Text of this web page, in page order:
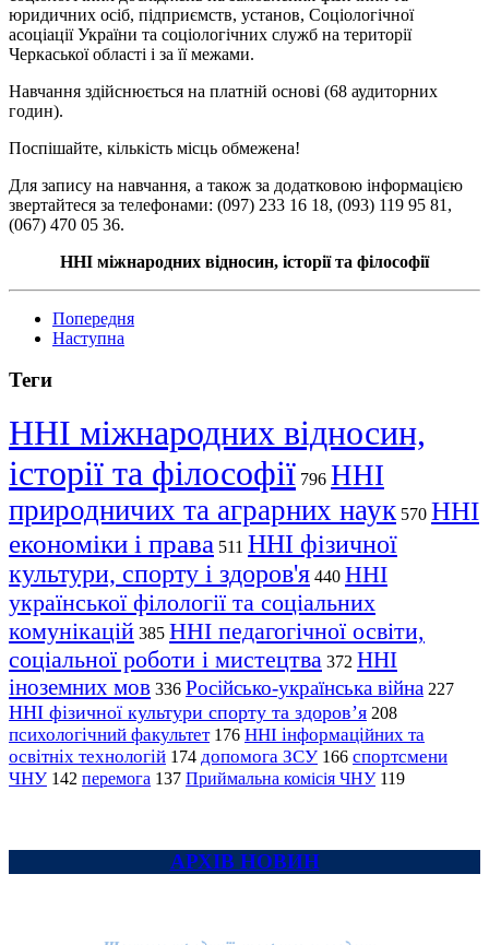
юридичних осіб, підприємств, установ, Соціологічної
асоціації України та соціологічних служб на території
Черкаської області і за її межами.
Навчання здійснюється на платній основі (68 аудиторних
годин).
Поспішайте, кількість місць обмежена!
Для запису на навчання, а також за додатковою інформацією
звертайтеся за телефонами: (097) 233 16 18, (093) 119 95 81,
(067) 470 05 36.
ННІ міжнародних відносин, історії та філософії
Попередня
Наступна
Теги
ННІ міжнародних відносин,
історії та філософії 796 ННІ
природничих та аграрних наук 570 ННІ
економіки і права 511 ННІ фізичної
культури, спорту і здоров'я 440 ННІ
української філології та соціальних
комунікацій 385 ННІ педагогічної освіти,
соціальної роботи і мистецтва 372 ННІ
іноземних мов 336 Російсько-українська війна 227
ННІ фізичної культури спорту та здоров’я 208
психологічний факультет 176 ННІ інформаційних та
освітніх технологій 174 допомога ЗСУ 166 спортсмени
ЧНУ 142 перемога 137 Приймальна комісія ЧНУ 119
АРХІВ НОВИН